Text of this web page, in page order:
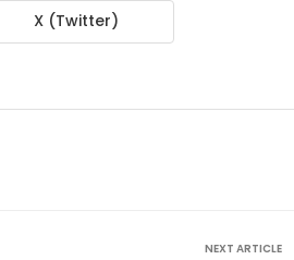
X (Twitter)
NEXT ARTICLE